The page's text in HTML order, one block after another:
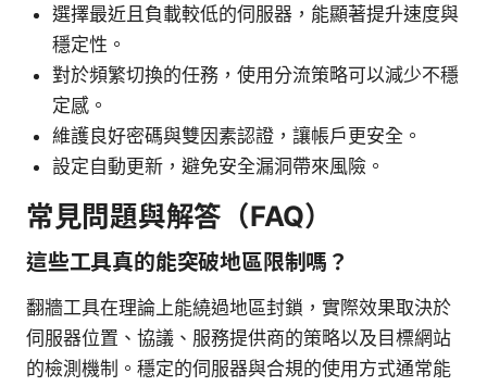
選擇最近且負載較低的伺服器，能顯著提升速度與
穩定性。
對於頻繁切換的任務，使用分流策略可以減少不穩
定感。
維護良好密碼與雙因素認證，讓帳戶更安全。
設定自動更新，避免安全漏洞帶來風險。
常見問題與解答（FAQ）
這些工具真的能突破地區限制嗎？
翻牆工具在理論上能繞過地區封鎖，實際效果取決於
伺服器位置、協議、服務提供商的策略以及目標網站
的檢測機制。穩定的伺服器與合規的使用方式通常能